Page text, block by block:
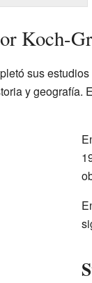
Koch-
sus
y geografía.